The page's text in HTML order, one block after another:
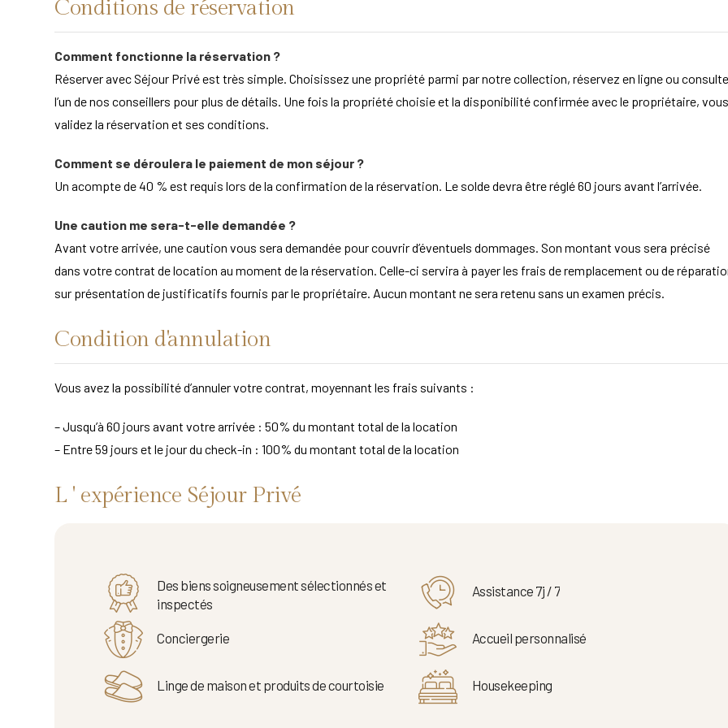
Conditions de réservation
Comment fonctionne la réservation ?
Réserver avec Séjour Privé est très simple. Choisissez une propriété parmi par notre collection, réservez en ligne ou
l’un de nos conseillers pour plus de détails. Une fois la propriété choisie et la disponibilité confirmée avec le propriétaire, vous
validez la réservation et ses conditions.
Comment se déroulera le paiement de mon séjour ?
Un acompte de 40 % est requis lors de la confirmation de la réservation. Le solde devra être réglé 60 jours avant l’arrivée.
Une caution me sera-t-elle demandée ?
Avant votre arrivée, une caution vous sera demandée pour couvrir d’éventuels dommages. Son montant vous sera précisé
dans votre contrat de location au moment de la réservation. Celle-ci servira à payer les frais de remplacement ou de
sur présentation de justificatifs fournis par le propriétaire. Aucun montant ne sera retenu sans un examen précis.
Condition d'annulation
Vous avez la possibilité d’annuler votre contrat, moyennant les frais suivants :
– Jusqu’à 60 jours avant votre arrivée : 50% du montant total de la location
– Entre 59 jours et le jour du check-in : 100% du montant total de la location
L ' expérience Séjour Privé
Des biens soigneusement sélectionnés et
inspectés
Assistance 7j / 7
Conciergerie Accueil personnalisé
Linge de maison et produits de courtoisie Housekeeping